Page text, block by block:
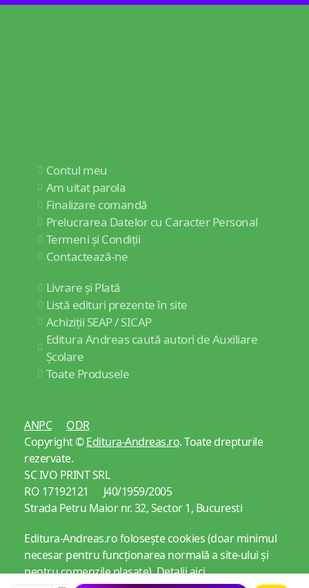
Contul meu
Am uitat parola
Finalizare comandă
Prelucrarea Datelor cu Caracter Personal
Termeni și Condiții
Contactează-ne
Livrare și Plată
Listă edituri prezente în site
Achiziții SEAP / SICAP
Editura Andreas caută autori de Auxiliare
Școlare
Toate Produsele
ANPC
ODR
Copyright ©Editura-Andreas.ro. Toate drepturile
rezervate.
SC IVO PRINT SRL
RO 17192121 J40/1959/2005
Strada Petru Maior nr. 32, Sector 1, Bucuresti
Editura-Andreas.ro folosește cookies (doar minimul
necesar pentru funcționarea normală a site-ului și
pentru comenzile plasate).Detalii aici